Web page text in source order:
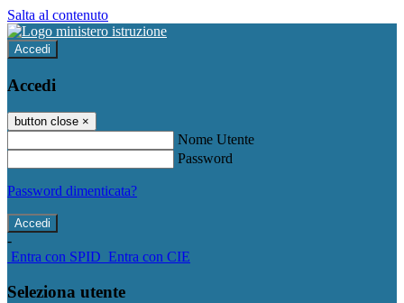
Salta al contenuto
Accedi
Accedi
button close ×
Nome Utente
Password
Password dimenticata?
-
Entra con SPID Entra con CIE
Seleziona utente